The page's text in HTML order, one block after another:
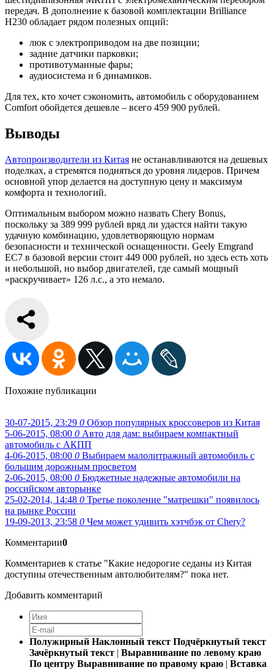
передач. В дополнение к базовой комплектации Brilliance
H230 обладает рядом полезных опций:
люк с электроприводом на две позиции;
задние датчики парковки;
противотуманные фары;
аудиосистема и 6 динамиков.
Для тех, кто хочет сэкономить, автомобиль с оборудованием
Comfort обойдется дешевле – всего 459 900 рублей.
Выводы
Автопроизводители из Китая не останавливаются на дешевых
поделках, а стремятся подняться до уровня лидеров. Причем
основной упор делается на доступную цену и максимум
комфорта и технологий.
Оптимальным выбором можно назвать Chery Bonus,
поскольку за 389 999 рублей вряд ли удастся найти такую
удачную комбинацию, удовлетворяющую нормам
безопасности и технической оснащенности. Geely Emgrand
EC7 в базовой версии стоит 449 000 рублей, но здесь есть хоть
и небольшой, но выбор двигателей, где самый мощный
«раскручивает» 126 л.с., а это немало.
Похожие публикации
30-07-2015, 23:29 0 Обзор популярных кроссоверов из Китая
5-06-2015, 08:00 0 Авто для дам: выбираем компактный
автомобиль с АКПП
4-06-2015, 08:00 0 Выбираем малолитражный автомобиль с
большим дорожным просветом
2-06-2015, 08:00 0 Бюджетные надежные автомобили на
российском авторынке
25-02-2014, 14:48 0 Третье поколение "матрешки" появилось
на рынке России
19-09-2013, 23:58 0 Чем может удивить хэтчбэк от Chery?
Комментарии0
Комментариев к статье "Какие недорогие седаны из Китая
доступны отечественным автолюбителям?" пока нет.
Добавить комментарий
Полужирный Наклонный текст Подчёркнутый текст
Зачёркнутый текст | Выравнивание по левому краю
По центру Выравнивание по правому краю | Вставка